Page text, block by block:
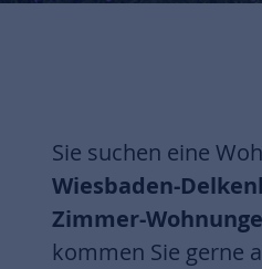
Sie suchen eine
Wiesbaden-
Zimmer-
kommen Sie gerne